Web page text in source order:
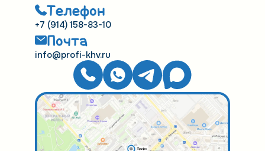
Телефон
+7 (914) 158-83-10
Почта
info@profi-khv.ru